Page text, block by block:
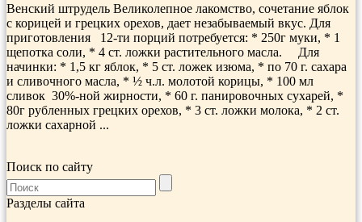
Венский штрудель Великолепное лакомство, сочетание яблок
с корицей и грецких орехов, дает незабываемый вкус. Для
приготовления 12-ти порций потребуется: * 250г муки, * 1
щепотка соли, * 4 ст. ложки растительного масла. Для
начинки: * 1,5 кг яблок, * 5 ст. ложек изюма, * по 70 г. сахара
и сливочного масла, * ½ ч.л. молотой корицы, * 100 мл
сливок 30%-ной жирности, * 60 г. панировочных сухарей, *
80г рубленных грецких орехов, * 3 ст. ложки молока, * 2 ст.
ложки сахарной ...
Поиск по сайту
Разделы сайта